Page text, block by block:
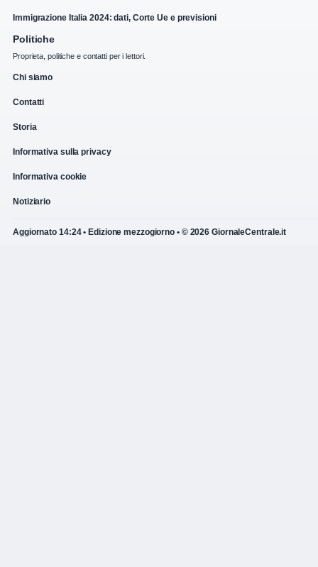
Immigrazione Italia 2024: dati, Corte Ue e previsioni
Politiche
Proprieta, politiche e contatti per i lettori.
Chi siamo
Contatti
Storia
Informativa sulla privacy
Informativa cookie
Notiziario
Aggiornato 14:24 • Edizione mezzogiorno • © 2026 GiornaleCentrale.it